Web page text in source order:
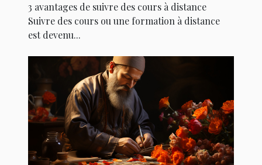
3 avantages de suivre des cours à distance
Suivre des cours ou une formation à distance
est devenu...